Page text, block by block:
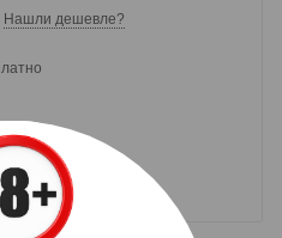
Нашли дешевле?